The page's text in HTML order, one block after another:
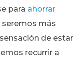
para ahorrar
seremos más
de estar
recurrir a